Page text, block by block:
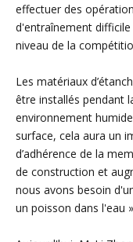
effectuer des
d'entraînement
niveau de la
Les matériaux
être installés pendant
environnement
surface, cela aura un
d’adhérence de la
de construction et
nous avons besoin
un poisson dans l'eau